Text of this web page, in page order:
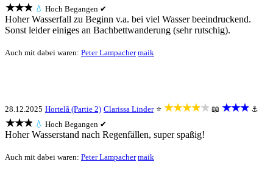
★★★ 💧 Hoch Begangen ✔
Hoher Wasserfall zu Beginn v.a. bei viel Wasser beeindruckend.
Sonst leider einiges an Bachbettwanderung (sehr rutschig).
Auch mit dabei waren: Peter Lampacher maik
28.12.2025 Hortelã (Partie 2) Clarissa Linder ⭐ ★★★★★ 📖 ★★★ ⚓
★★★ 💧 Hoch Begangen ✔
Hoher Wasserstand nach Regenfällen, super spaßig!
Auch mit dabei waren: Peter Lampacher maik